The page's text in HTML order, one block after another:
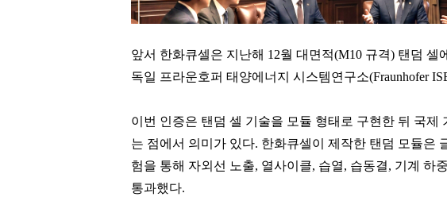
앞서 한화큐셀은 지난해 12월 대면적(M10 규격) 탠덤 셀
독일 프라운호퍼 태양에너지 시스템연구소(Fraunhofer
이번 인증은 탠덤 셀 기술을 모듈 형태로 구현한 뒤 국제
는 점에서 의미가 있다. 한화큐셀이 제작한 탠덤 모듈은
험을 통해 자외선 노출, 열사이클, 습열, 습동결, 기계 하
통과했다.